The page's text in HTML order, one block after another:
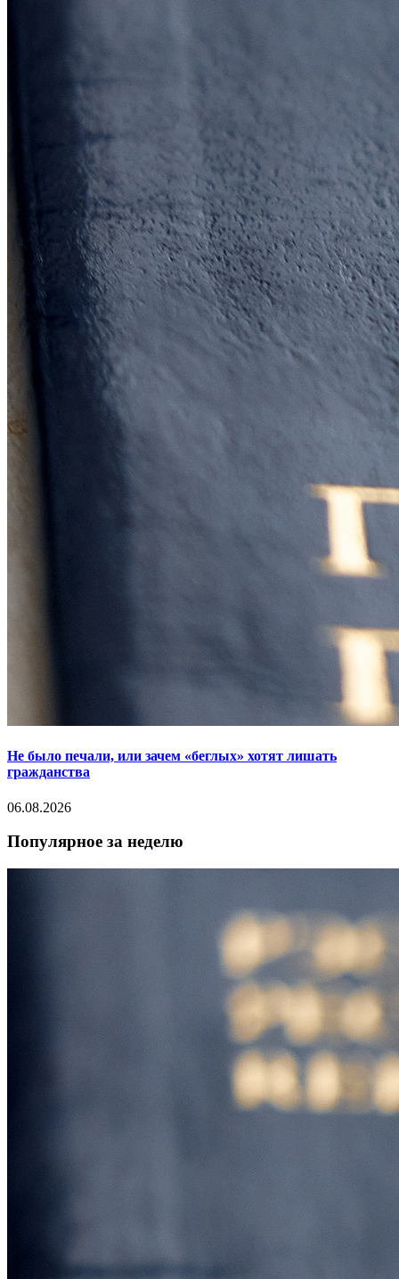
Не было печали, или зачем «беглых» хотят лишать
гражданства
06.08.2026
Популярное за неделю